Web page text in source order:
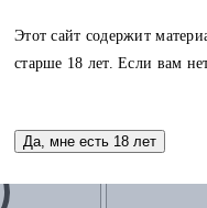
Этот сайт содержит
старше 18 лет. Если вам
Да, мне есть 18 лет